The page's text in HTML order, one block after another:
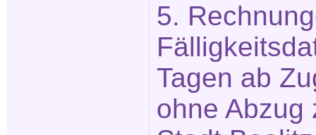
5.
Tagen ab
ohne Abzug